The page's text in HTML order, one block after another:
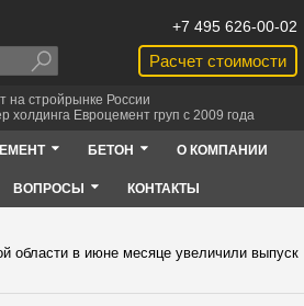
Расчет стоимости
+7 495 626-00-02
на стройрынке России
Евроцемент груп с 2009 года
БЕТОН О КОМПАНИИ
ВОПРОСЫ КОНТАКТЫ
области в июне месяце увеличили выпуск